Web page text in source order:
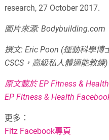
research, 27 October 2017.
圖片來源: Bodybuilding.com
撰文: Eric Poon (運動科學博
CSCS，高級私人體適能教練)
原文載於 EP Fitness &
EP Fitness & Health
更多：
Fitz Facebook專頁